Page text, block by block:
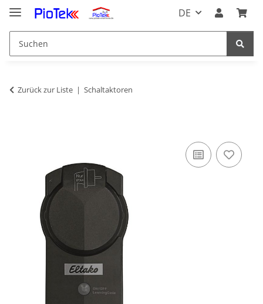
DE
Zurück zur Liste Schaltaktoren